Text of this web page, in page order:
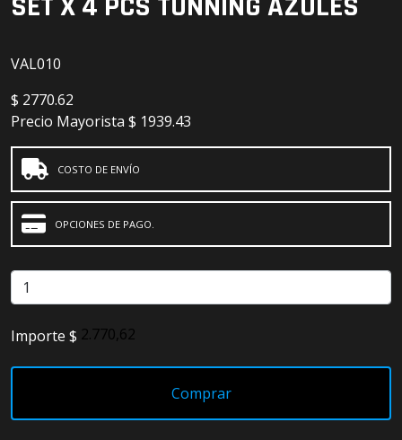
LED
VAL010
$ 2770.62
Precio Mayorista $ 1939.43
COSTO DE ENVÍO
OPCIONES DE PAGO.
Importe $
Comprar